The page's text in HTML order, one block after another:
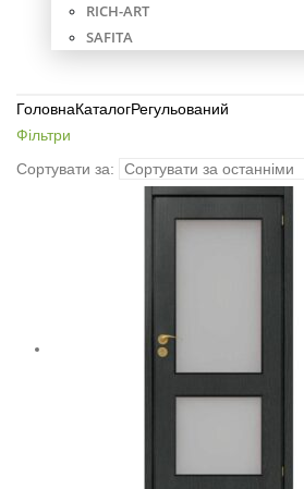
RICH-ART
SAFITA
ГоловнаКаталогРегульований
Фільтри
Сортувати за: